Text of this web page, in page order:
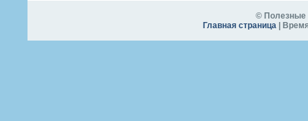
© Полезные
Главная страница|